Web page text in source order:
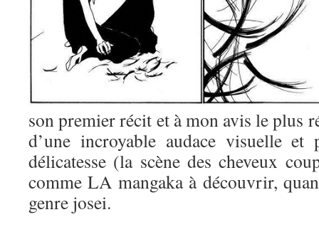
son premier récit et à mon avis le plus
d’une incroyable audace visuelle et
délicatesse (la scène des cheveux
comme LA mangaka à découvrir,
genre josei.